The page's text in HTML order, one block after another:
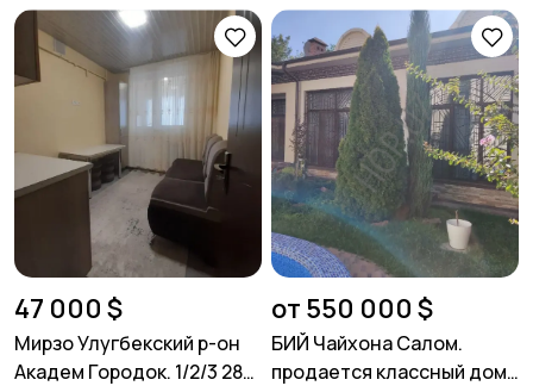
47 000 $
Мирзо Улугбекский р-он
Академ Городок. 1/2/3 28
от 550 000 $
БИЙ Чайхона Салом.
продается классный дом.